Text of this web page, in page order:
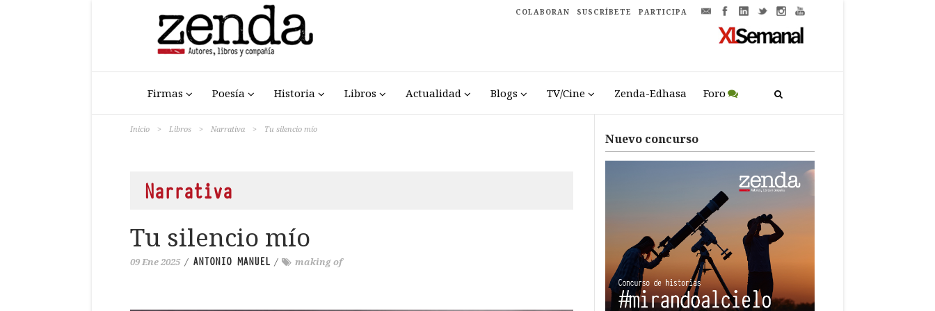
COLABORAN SUSCRÍBETE PARTICIPA
Firmas Poesía Historia Libros Actualidad Blogs TV/Cine Zenda-Edhasa Foro
Inicio > Libros > Narrativa > Tu silencio mío
Narrativa
Tu silencio mío
09 Ene 2025 / ANTONIO MANUEL / making of
Nuevo concurso